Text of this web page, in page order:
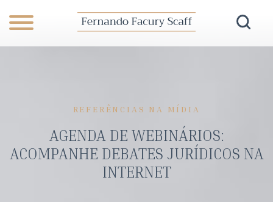
REFERÊNCIAS NA MÍDIA
AGENDA DE WEBINÁRIOS:
ACOMPANHE DEBATES JURÍDICOS NA
INTERNET